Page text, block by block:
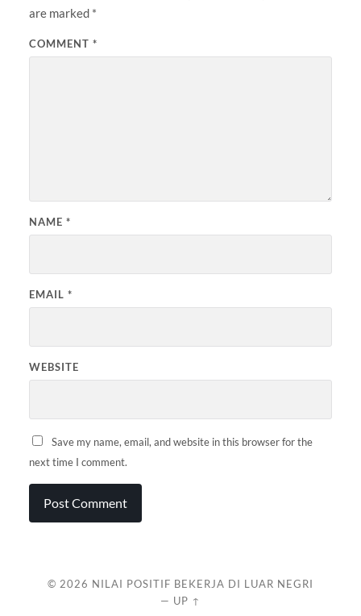
are marked *
COMMENT *
NAME *
EMAIL *
WEBSITE
Save my name, email, and website in this browser for the
next time I comment.
© 2026 NILAI POSITIF BEKERJA DI LUAR NEGRI
— UP ↑